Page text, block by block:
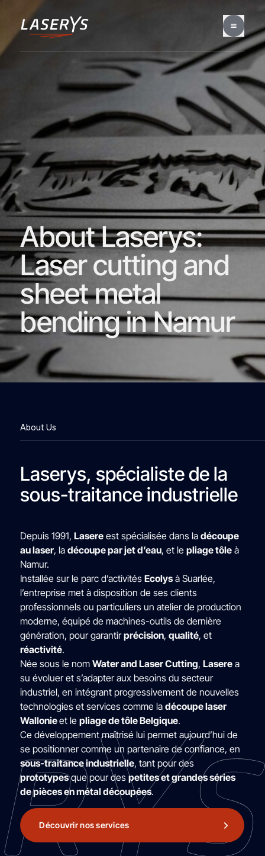
About Laserys:
Laser cutting and
sheet metal
bending in Namur
About Us
Laserys, spécialiste de la
sous-traitance industrielle
Depuis 1991,Lasere est spécialisée dans ladécoupe
au laser, ladécoupe par jet d’eau, et lepliage tôle à
Namur.
Installée sur le parc d’activitésEcolysà Suarlée,
l’entreprise met à disposition de ses clients
professionnels ou particuliers un atelier de production
moderne, équipé de machines-outils de dernière
génération, pour garantirprécision,qualité, et
réactivité.
Née sous le nomWater and Laser Cutting,Lasere a
su évoluer et s’adapter aux besoins du secteur
industriel, en intégrant progressivement de nouvelles
technologies et services comme ladécoupe laser
Wallonieet lepliage de tôle Belgique.
Ce développement maîtrisé lui permet aujourd’hui de
se positionner comme un partenaire de confiance, en
sous-traitance industrielle, tant pour des
prototypesque pour despetites et grandes séries
de pièces en métal découpées.
Découvrir nos services